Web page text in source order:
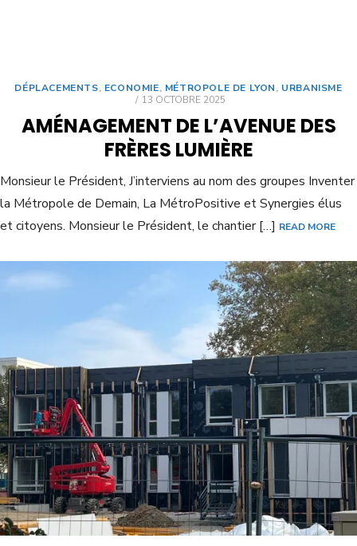
DÉPLACEMENTS, ECONOMIE, MÉTROPOLE DE LYON, URBANISME
13 OCTOBRE 2025
AMÉNAGEMENT DE L’AVENUE DES
FRÈRES LUMIÈRE
Monsieur le Président, J’interviens au nom des groupes Inventer
la Métropole de Demain, La MétroPositive et Synergies élus
et citoyens. Monsieur le Président, le chantier […] READ MORE